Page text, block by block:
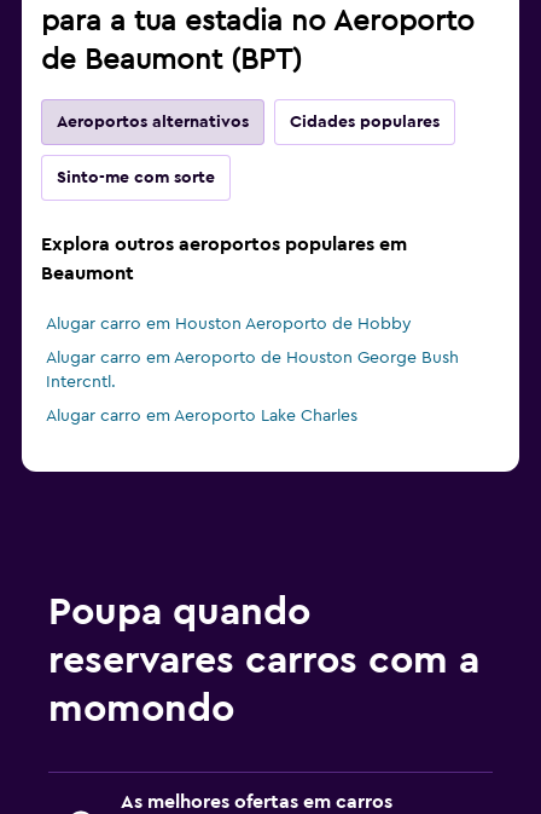
para a tua estadia no Aeroporto
de Beaumont (BPT)
Aeroportos alternativos Cidades populares
Sinto-me com sorte
Explora outros aeroportos populares em
Beaumont
Alugar carro em Houston Aeroporto de Hobby
Alugar carro em Aeroporto de Houston George Bush
Intercntl.
Alugar carro em Aeroporto Lake Charles
Poupa quando
reservares carros com a
momondo
As melhores ofertas em carros